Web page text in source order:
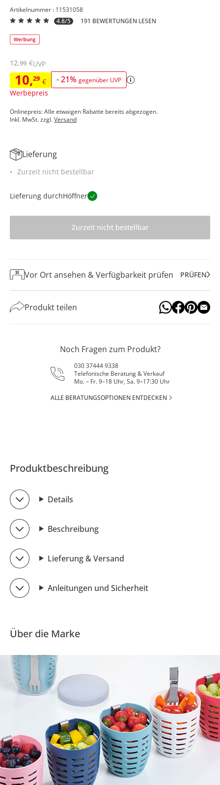
Artikelnummer : 11531058
4.8/5
191 BEWERTUNGEN LESEN
10,29 € -21% gegenüber UVP
Werbepreis
12,99 €UVP
Onlinepreis: Alle etwaigen Rabatte bereits abgezogen.
Inkl. MwSt. zzgl.Versand
Lieferung
Zurzeit nicht bestellbar
Lieferung durchHöffner
Zurzeit nicht bestellbar
Vor Ort ansehen & Verfügbarkeit prüfen PRÜFEN
Produkt teilen
Noch Fragen zum Produkt?
030 37444 9338
Telefonische Beratung & Verkauf
Mo. – Fr. 9–18 Uhr, Sa. 9–17:30 Uhr
ALLE BERATUNGSOPTIONEN ENTDECKEN
Produktbeschreibung
Details
Beschreibung
Lieferung & Versand
Anleitungen und Sicherheit
Über die Marke